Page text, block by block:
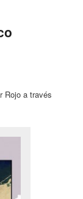
Rojo a través